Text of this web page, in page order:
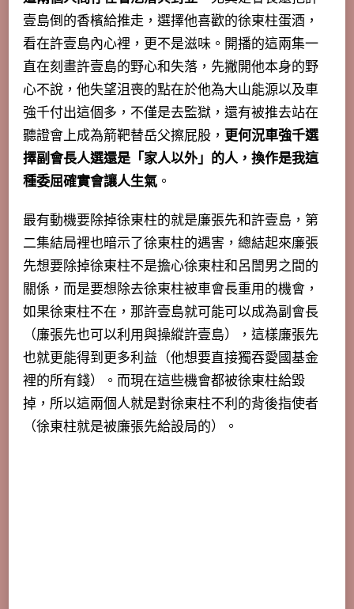
壹島倒的香檳給推走，選擇他喜歡的徐東柱蛋酒，
看在許壹島內心裡，更不是滋味。 開播的這兩集一
直在刻畫許壹島的野心和失落 ，先撇開他本身的野
心不說，他失望沮喪的點在於他為大山能源以及車
強千付出這個多，不僅是去監獄，還有被推去站在
聽證會上成為箭靶替岳父擦屁股， 更何況車強千選
擇副會長人選還是「家人以外」的人，換作是我這
種委屈確實會讓人生氣 。
最有動機要除掉徐東柱的就是廉張先和許壹島，第
二集結局裡也暗示了徐東柱的遇害，總結起來廉張
先想要除掉徐東柱不是擔心徐東柱和呂誾男之間的
關係，而是要想除去徐東柱被車會長重用的機會，
如果徐東柱不在，那許壹島就可能可以成為副會長
（廉張先也可以利用與操縱許壹島），這樣廉張先
也就更能得到更多利益（他想要直接獨吞愛國基金
裡的所有錢）。而現在這些機會都被徐東柱給毀
掉，所以這兩個人就是對徐東柱不利的背後指使者
（徐東柱就是被廉張先給設局的）。